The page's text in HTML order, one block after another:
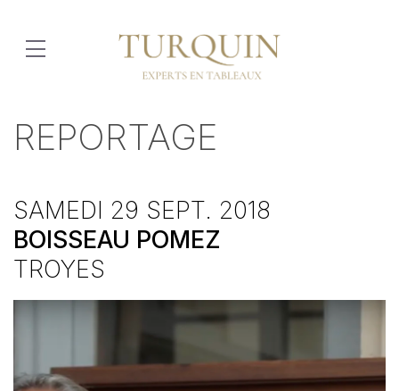
REPORTAGE
SAMEDI 29 SEPT. 2018
BOISSEAU POMEZ
TROYES